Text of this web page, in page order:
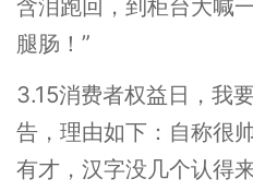
含泪跑回，到柜台大喊
腿肠！”
3.15消费者权益日，我
告，理由如下：自称很
有才，汉字没几个认得